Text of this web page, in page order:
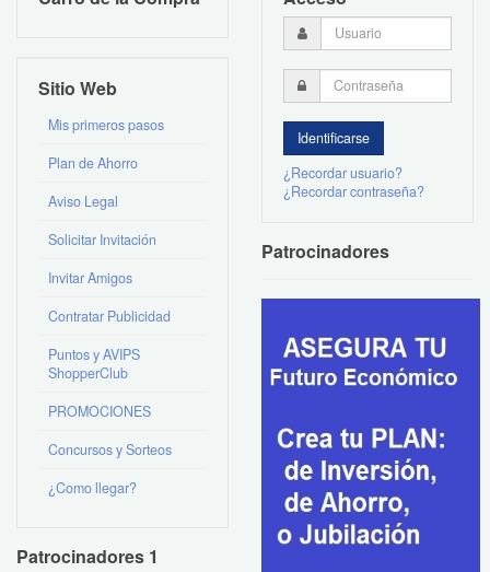
Sitio Web
Mis primeros pasos
Plan de Ahorro
Aviso Legal
Solicitar Invitación
Invitar Amigos
Contratar Publicidad
Puntos y AVIPS
ShopperClub
PROMOCIONES
Concursos y Sorteos
¿Como llegar?
Patrocinadores 1
¿Recordar usuario?
¿Recordar contraseña?
Patrocinadores